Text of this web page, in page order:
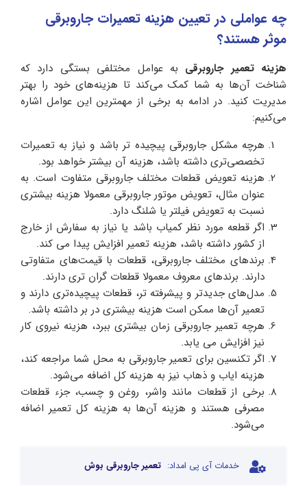
چه عواملی در تعیین هزینه تعمیرات جاروبرقی
موثر هستند؟
هزینه تعمیر جاروبرقی به عوامل مختلفی بستگی دارد که
شناخت آن‌ها به شما کمک می‌کند تا هزینه‌های خود را بهتر
مدیریت کنید. در ادامه به برخی از مهمترین این عوامل اشاره
می‌کنیم:
هرچه مشکل جاروبرقی پیچیده‌ تر باشد و نیاز به تعمیرات
تخصصی‌تری داشته باشد، هزینه آن بیشتر خواهد بود.
هزینه تعویض قطعات مختلف جاروبرقی متفاوت است. به
عنوان مثال، تعویض موتور جاروبرقی معمولا هزینه بیشتری
نسبت به تعویض فیلتر یا شلنگ دارد.
اگر قطعه مورد نظر کمیاب باشد یا نیاز به سفارش از خارج
از کشور داشته باشد، هزینه تعمیر افزایش پیدا می کند.
برندهای مختلف جاروبرقی، قطعات با قیمت‌های متفاوتی
دارند. برندهای معروف معمولا قطعات گران‌ تری دارند.
مدل‌های جدیدتر و پیشرفته‌ تر، قطعات پیچیده‌تری دارند و
تعمیر آن‌ها ممکن است هزینه بیشتری در بر داشته باشد.
هرچه تعمیر جاروبرقی زمان بیشتری ببرد، هزینه نیروی کار
نیز افزایش می‌ یابد.
اگر تکنسین برای تعمیر جاروبرقی به محل شما مراجعه کند،
هزینه ایاب و ذهاب نیز به هزینه کل اضافه می‌شود.
برخی از قطعات مانند واشر، روغن و چسب، جزء قطعات
مصرفی هستند و هزینه آن‌ها به هزینه کل تعمیر اضافه
می‌شود.
خدمات آی پی امداد: تعمیر جاروبرقی بوش